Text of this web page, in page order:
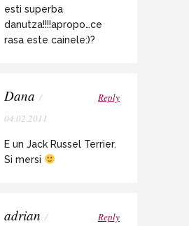
esti superba
danutza!!!!apropo…ce
rasa este cainele:)?
Dana /
04.02.2011
Reply
E un Jack Russel Terrier.
Si mersi
adrian /
Reply